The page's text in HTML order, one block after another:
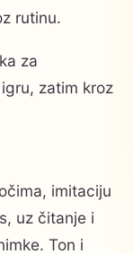
rutinu.
za
zatim kroz
imitaciju
uz čitanje i
Ton i